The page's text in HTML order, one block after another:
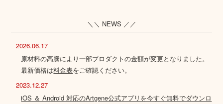
＼＼ NEWS ／／
2026.06.17
原材料の高騰により一部プロダクトの金額が変更となりました。
最新価格は料金表をご確認ください。
2023.12.27
iOS ＆ Android 対応のArtgene公式アプリを今すぐ無料でダウンロ